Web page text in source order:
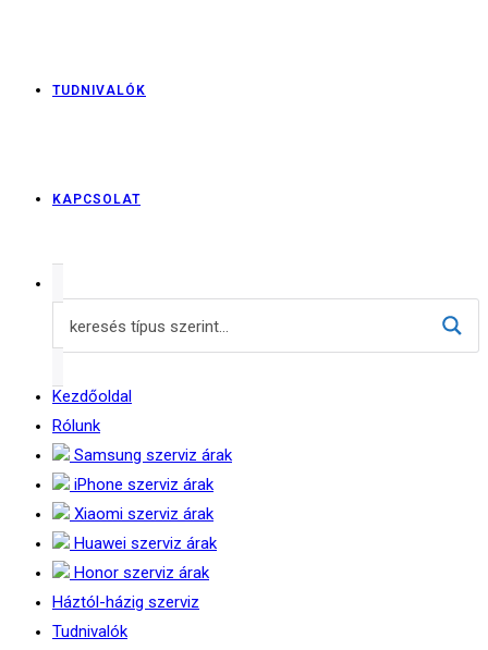
TUDNIVALÓK
KAPCSOLAT
Kezdőoldal
Rólunk
Samsung szerviz árak
iPhone szerviz árak
Xiaomi szerviz árak
Huawei szerviz árak
Honor szerviz árak
Háztól-házig szerviz
Tudnivalók